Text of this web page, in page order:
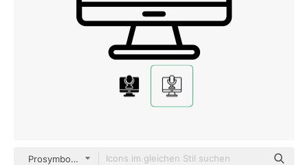
Prosymbols Premium Detailed Outline